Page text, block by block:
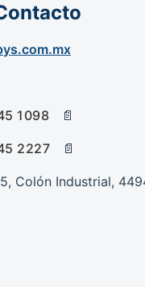
1098
2227
Colón Industrial,